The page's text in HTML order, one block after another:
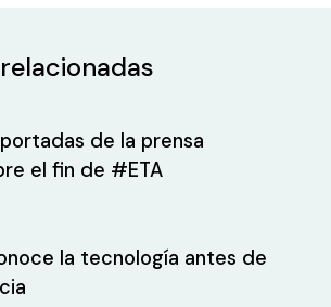
de la prensa
el fin de #ETA
la tecnología antes de